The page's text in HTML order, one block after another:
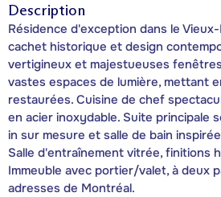
Description
Résidence d'exception dans le
cachet historique et design
vertigineux et majestueuses
vastes espaces de lumière, mettant
restaurées. Cuisine de chef
en acier inoxydable. Suite principale
in sur mesure et salle de bain
Salle d'entraînement vitrée, finitions
Immeuble avec portier/valet, à deux
adresses de Montréal.